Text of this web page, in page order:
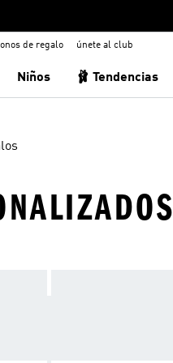
de regalo únete al club
Niños 🩰 Tendencias